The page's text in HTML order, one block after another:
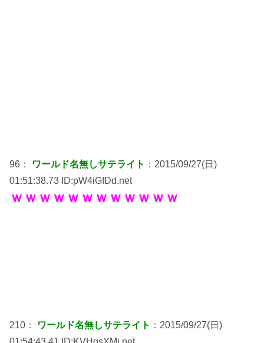
96： ワールド名無しサテライト ：2015/09/27(日)
01:51:38.73 ID:pW4iGfDd.net
ｗｗｗｗｗｗｗｗｗｗｗｗ
210： ワールド名無しサテライト ：2015/09/27(日)